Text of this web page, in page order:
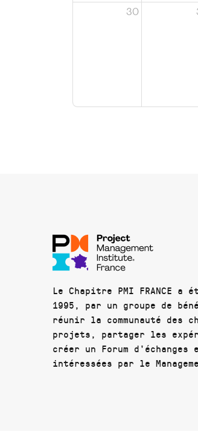
30
Le Chapitre PMI FRANCE a
1995, par un groupe de
réunir la communauté des
projets, partager les
créer un Forum d'échanges
intéressées par le